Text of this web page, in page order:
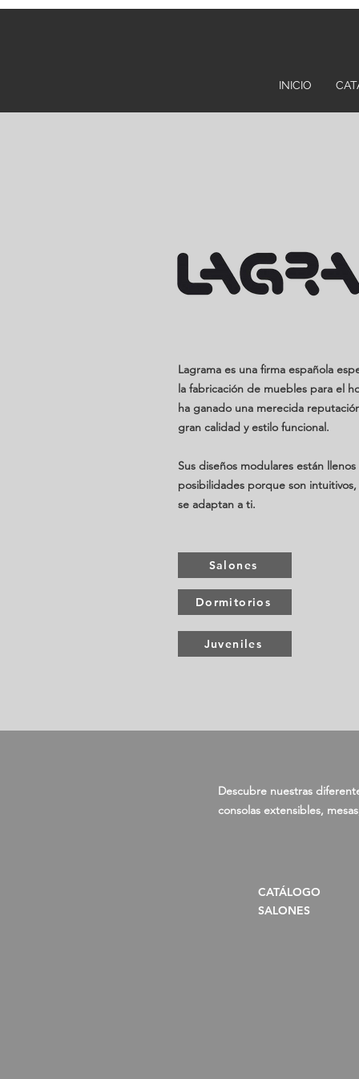
INICIO
Lagrama es una firma española
la fabricación de muebles para el
ha ganado una merecida
gran calidad y estilo funcional.
Sus diseños modulares están
posibilidades porque son
se adaptan a ti.
Salones
Dormitorios
Juveniles
Descubre nuestras
consolas extensibles,
CATÁLOGO
SALONES